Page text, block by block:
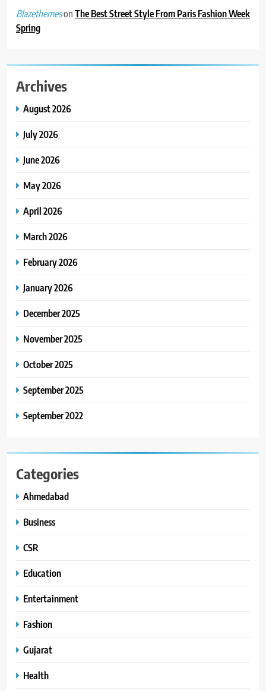
BlazethemesonThe Best Street Style From Paris Fashion Week
Spring
Archives
August 2026
July 2026
June 2026
May 2026
April 2026
March 2026
February 2026
January 2026
December 2025
November 2025
October 2025
September 2025
September 2022
Categories
Ahmedabad
Business
CSR
Education
Entertainment
Fashion
Gujarat
Health